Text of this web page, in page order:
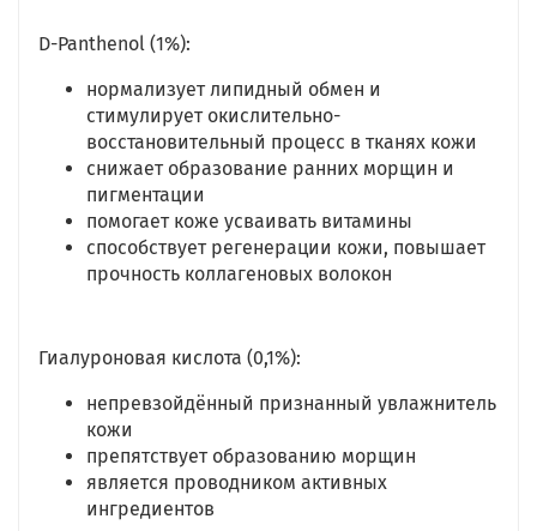
D-Panthenol (1%):
нормализует липидный обмен и
стимулирует окислительно-
восстановительный процесс в тканях кожи
снижает образование ранних морщин и
пигментации
помогает коже усваивать витамины
способствует регенерации кожи, повышает
прочность коллагеновых волокон
Гиалуроновая кислота (0,1%):
непревзойдённый признанный увлажнитель
кожи
препятствует образованию морщин
является проводником активных
ингредиентов